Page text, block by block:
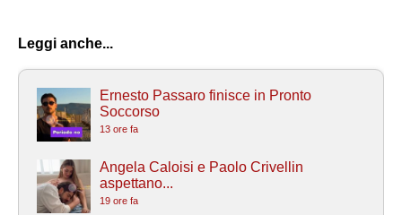
Leggi anche...
Ernesto Passaro finisce in Pronto
Soccorso
13 ore fa
Angela Caloisi e Paolo Crivellin
aspettano...
19 ore fa